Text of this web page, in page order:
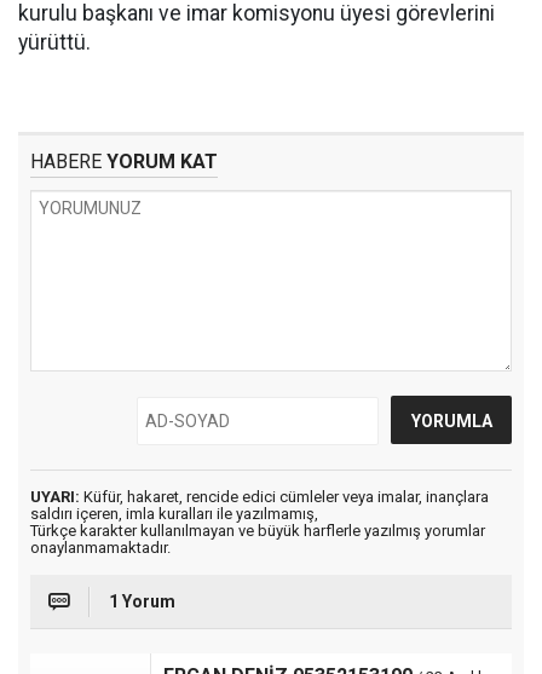
kurulu başkanı ve imar komisyonu üyesi görevlerini
yürüttü.
HABERE YORUM KAT
UYARI: Küfür, hakaret, rencide edici cümleler veya imalar, inançlara
saldırı içeren, imla kuralları ile yazılmamış,
Türkçe karakter kullanılmayan ve büyük harflerle yazılmış yorumlar
onaylanmamaktadır.
1 Yorum